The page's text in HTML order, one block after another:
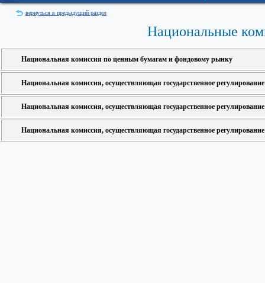
вернуться в предыдущий раздел
Национальные
Национальная комиссия по ценным бумагам и фондовому рынку
Национальная комиссия, осуществляющая государственное
Национальная комиссия, осуществляющая государственное
Национальная комиссия, осуществляющая государственное